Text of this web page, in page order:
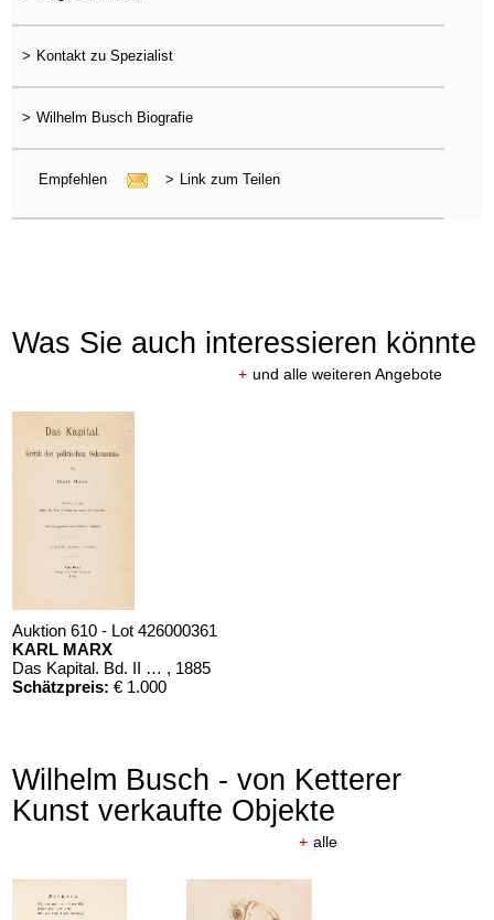
> Kontakt zu Spezialist
> Wilhelm Busch Biografie
Empfehlen > Link zum Teilen
Was Sie auch interessieren könnte
+ und alle weiteren Angebote
Auktion 610 - Lot 426000361
KARL MARX
Das Kapital. Bd. II und III , 1885
Schätzpreis: € 1.000
Wilhelm Busch - von Ketterer
Kunst verkaufte Objekte
+ alle